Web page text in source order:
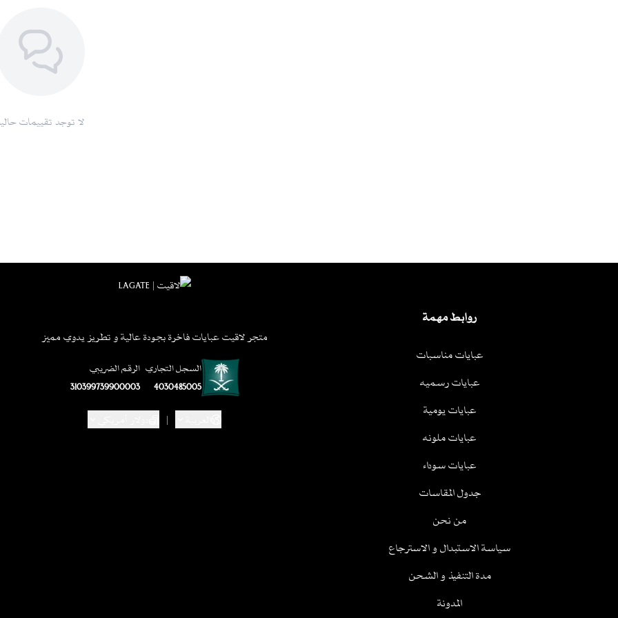
دعم متواصل
سياسة استبدال واسترجاع مرنة:
وفقًا
للمزيد من منتجاتنا :عباية كريب موف
لا توجد تقييمات
روابط مهمة
عبايات مناسبات
عبايات رسميه
عبايات يومية
عبايات ملونه
عبايات سوداء
جدول المقاسات
من نحن
سياسة الاستبدال و الاسترجاع
مدة التنفيذ و الشحن
المدونة
متجر لاقيت عبايات فاخرة بجودة عالية و تطريز يدوي مميز
السجل التجاري
4030485005
الرقم الضريبي
310399739900003
|